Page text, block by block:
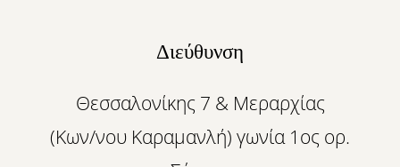
Διεύθυνση
Θεσσαλονίκης 7 & Μεραρχίας
(Κων/νου Καραμανλή) γωνία 1ος ορ.